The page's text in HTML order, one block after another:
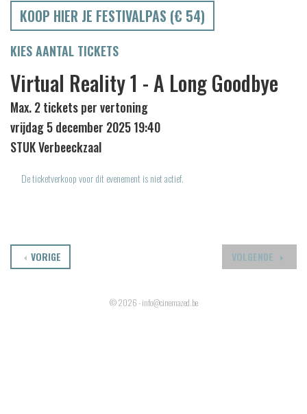
KOOP HIER JE FESTIVALPAS (€ 54)
KIES AANTAL TICKETS
Virtual Reality 1 - A Long Goodbye
Max. 2 tickets per vertoning
vrijdag 5 december 2025 19:40
STUK Verbeeckzaal
De ticketverkoop voor dit evenement is niet actief.
VOLGENDE
VORIGE
© 2026 - info@cinemazed.be